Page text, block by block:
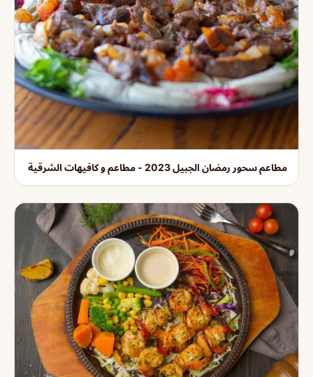
مطاعم سحور رمضان الجبيل 2023 - مطاعم و كافيهات الشرقية